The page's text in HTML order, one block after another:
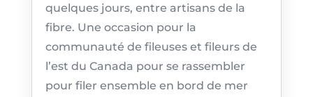
quelques jours, entre artisans de la
fibre. Une occasion pour la
communauté de fileuses et fileurs de
l’est du Canada pour se rassembler
pour filer ensemble en bord de mer